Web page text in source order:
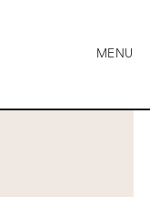
MENU